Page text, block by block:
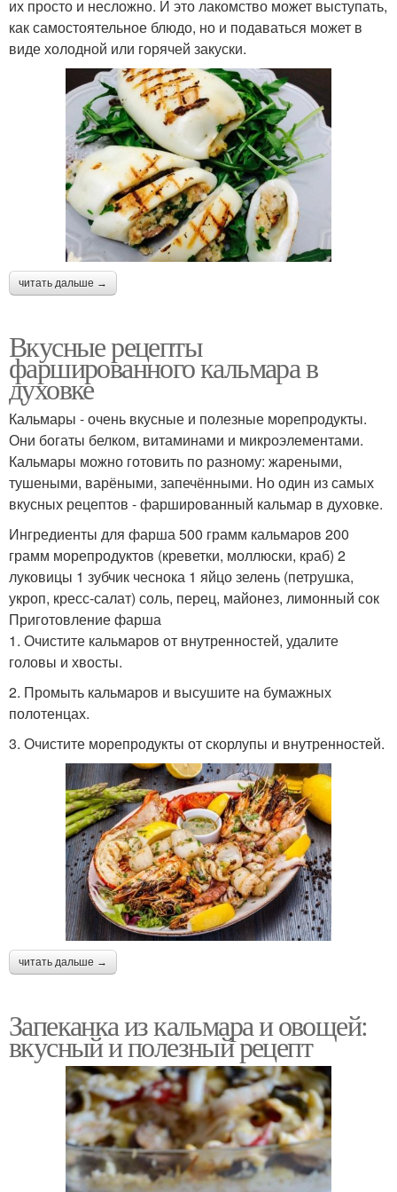
их просто и несложно. И это лакомство может выступать,
как самостоятельное блюдо, но и подаваться может в
виде холодной или горячей закуски.
читать дальше →
Вкусные рецепты
фаршированного кальмара в
духовке
Кальмары - очень вкусные и полезные морепродукты.
Они богаты белком, витаминами и микроэлементами.
Кальмары можно готовить по разному: жареными,
тушеными, варёными, запечёнными. Но один из самых
вкусных рецептов - фаршированный кальмар в духовке.
Ингредиенты для фарша 500 грамм кальмаров 200
грамм морепродуктов (креветки, моллюски, краб) 2
луковицы 1 зубчик чеснока 1 яйцо зелень (петрушка,
укроп, кресс-салат) соль, перец, майонез, лимонный сок
Приготовление фарша
1. Очистите кальмаров от внутренностей, удалите
головы и хвосты.
2. Промыть кальмаров и высушите на бумажных
полотенцах.
3. Очистите морепродукты от скорлупы и внутренностей.
читать дальше →
Запеканка из кальмара и овощей:
вкусный и полезный рецепт